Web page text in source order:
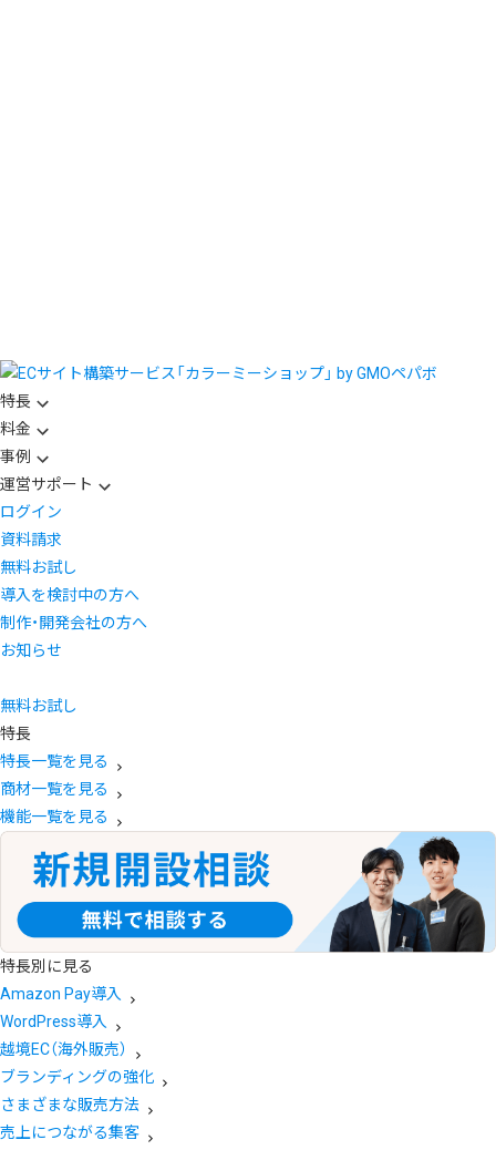
特長
料金
事例
運営サポート
ログイン
資料請求
無料お試し
導入を検討中の方へ
制作・開発会社の方へ
お知らせ
無料お試し
特長
特長一覧を見る
商材一覧を見る
機能一覧を見る
特長別に見る
Amazon Pay導入
WordPress導入
越境EC（海外販売）
ブランディングの強化
さまざまな販売方法
売上につながる集客